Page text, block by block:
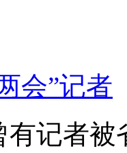
会”记者
有记者